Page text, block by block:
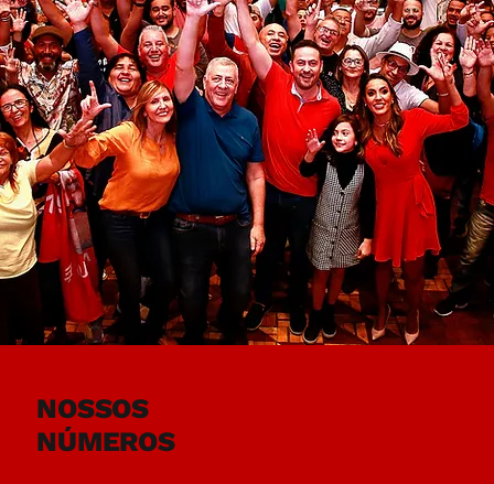
NOSSOS
NÚMEROS